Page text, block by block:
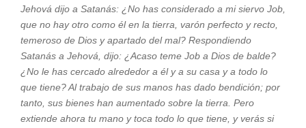
Jehová dijo a Satanás: ¿No has considerado a mi siervo Job,
que no hay otro como él en la tierra, varón perfecto y recto,
temeroso de Dios y apartado del mal? Respondiendo
Satanás a Jehová, dijo: ¿Acaso teme Job a Dios de balde?
¿No le has cercado alrededor a él y a su casa y a todo lo
que tiene? Al trabajo de sus manos has dado bendición; por
tanto, sus bienes han aumentado sobre la tierra. Pero
extiende ahora tu mano y toca todo lo que tiene, y verás si